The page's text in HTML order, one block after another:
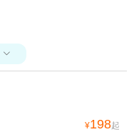

¥198起